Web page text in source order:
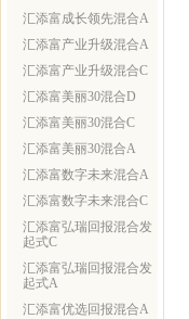
汇添富成长领先混合A
汇添富产业升级混合A
汇添富产业升级混合C
汇添富美丽30混合D
汇添富美丽30混合C
汇添富美丽30混合A
汇添富数字未来混合A
汇添富数字未来混合C
汇添富弘瑞回报混合发
起式C
汇添富弘瑞回报混合发
起式A
汇添富优选回报混合A